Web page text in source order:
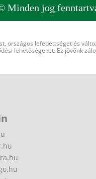
Minden jog
országos lefedettséget és
lehetőségeket. Ez jövőnk